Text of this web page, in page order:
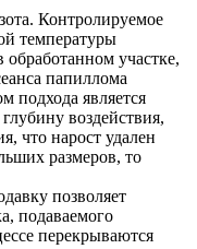
Контролируемое
температуры
участке,
папиллома
подхода является
воздействия,
что нарост удален
размеров, то
позволяет
подаваемого
перекрываются